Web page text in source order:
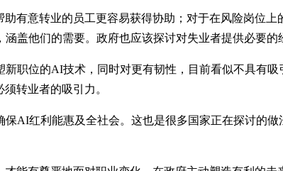
有意转业的员工更容易获得协助；对于在风险岗位
盖他们的需要。政府也应该探讨对失业者提供必要的
职位的AI技术，同时对更有韧性，目前看似不具有
转业者的吸引力。
AI红利能惠及全社会。这也是很多国家正在探讨的